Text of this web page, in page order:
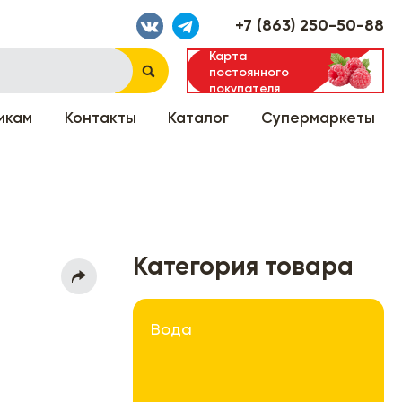
+7 (863) 250-50-88
Карта
постоянного
покупателя
Контакты Каталог Супермаркеты
Категория товара
Вода